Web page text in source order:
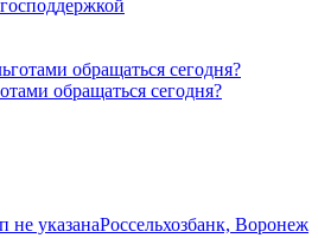
обращаться сегодня?
не указанаРоссельхозбанк, Воронеж